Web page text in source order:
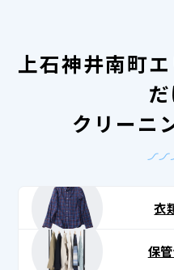
上石神井南町
クリーニ
衣
保